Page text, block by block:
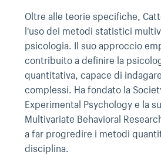
Oltre alle teorie specifiche,
l'uso dei metodi statistici
psicologia. Il suo approccio
contribuito a definire la
quantitativa, capace di
complessi. Ha fondato la
Experimental Psychology e la
Multivariate Behavioral
a far progredire i metodi
disciplina.